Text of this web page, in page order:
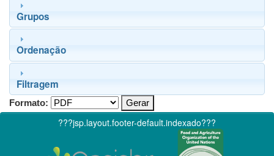
Grupos
Ordenação
Filtragem
Formato:
???jsp.layout.footer-default.indexado???